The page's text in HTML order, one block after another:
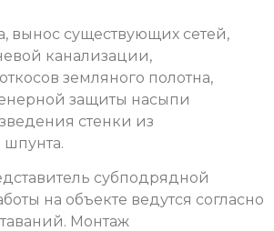
вынос существующих сетей,
канализации,
земляного полотна,
защиты насыпи
стенки из
шпунта.
субподрядной
на объекте ведутся согласно
Монтаж